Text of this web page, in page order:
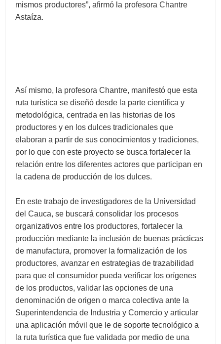
mismos productores”, afirmó la profesora Chantre
Astaíza.
Así mismo, la profesora Chantre, manifestó que esta
ruta turística se diseñó desde la parte científica y
metodológica, centrada en las historias de los
productores y en los dulces tradicionales que
elaboran a partir de sus conocimientos y tradiciones,
por lo que con este proyecto se busca fortalecer la
relación entre los diferentes actores que participan en
la cadena de producción de los dulces.
En este trabajo de investigadores de la Universidad
del Cauca, se buscará consolidar los procesos
organizativos entre los productores, fortalecer la
producción mediante la inclusión de buenas prácticas
de manufactura, promover la formalización de los
productores, avanzar en estrategias de trazabilidad
para que el consumidor pueda verificar los orígenes
de los productos, validar las opciones de una
denominación de origen o marca colectiva ante la
Superintendencia de Industria y Comercio y articular
una aplicación móvil que le de soporte tecnológico a
la ruta turística que fue validada por medio de una